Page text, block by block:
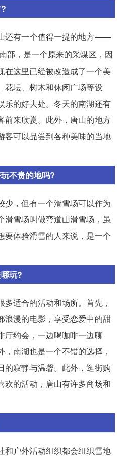
还有一个值得一提的地方——
部，是一个原来的采煤区，因
在这里已经被改造成了一个美
花坛、树木和休闲广场等设
乐的好去处。冬天的南湖还有
前来欣赏。此外，唐山的地方
客可以品尝到各种美味的当地
不贵的地吗?
少，但有一个滑雪场可以作为
滑雪场叫做弯道山滑雪场，虽
要体验滑雪的人来说，是一个
玩?
适合的活动和场所。首先，
浪漫的电影，享受恋爱中的甜
厅约会，一边喝咖啡一边聊
南湖也是一个不错的选择，
的寂静与温馨。此外，逛街购
欢的活动，唐山有许多商场和
和户外活动组织都会组织雪地